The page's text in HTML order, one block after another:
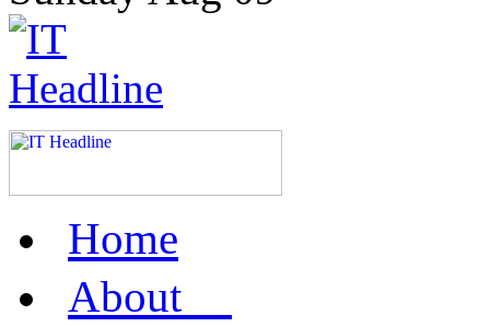
Home
Aboutus